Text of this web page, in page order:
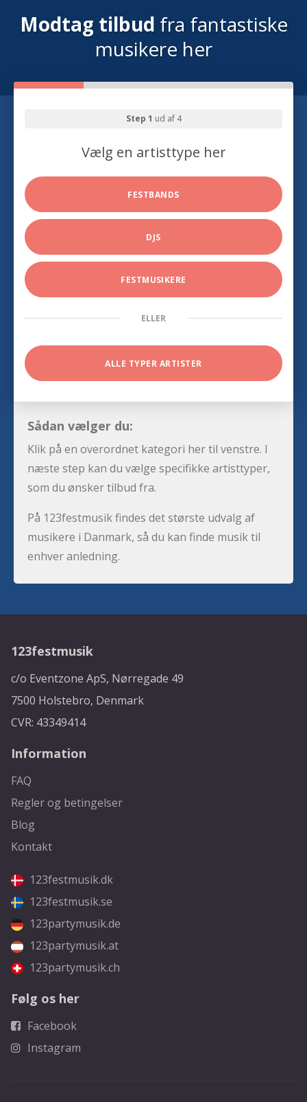
Modtag tilbud fra fantastiske
musikere her
Step 1 ud af 4
Vælg en artisttype her
FESTBANDS
DJS
FESTMUSIKERE
ELLER
ALLE TYPER ARTISTER
Sådan vælger du:
Klik på en overordnet kategori her til venstre. I
næste step kan du vælge specifikke artisttyper,
som du ønsker tilbud fra.
På 123festmusik findes det største udvalg af
musikere i Danmark, så du kan finde musik til
enhver anledning.
123festmusik
c/o Eventzone ApS, Nørregade 49
7500 Holstebro, Denmark
CVR: 43349414
Information
FAQ
Regler og betingelser
Blog
Kontakt
123festmusik.dk
123festmusik.se
123partymusik.de
123partymusik.at
123partymusik.ch
Følg os her
Facebook
Instagram